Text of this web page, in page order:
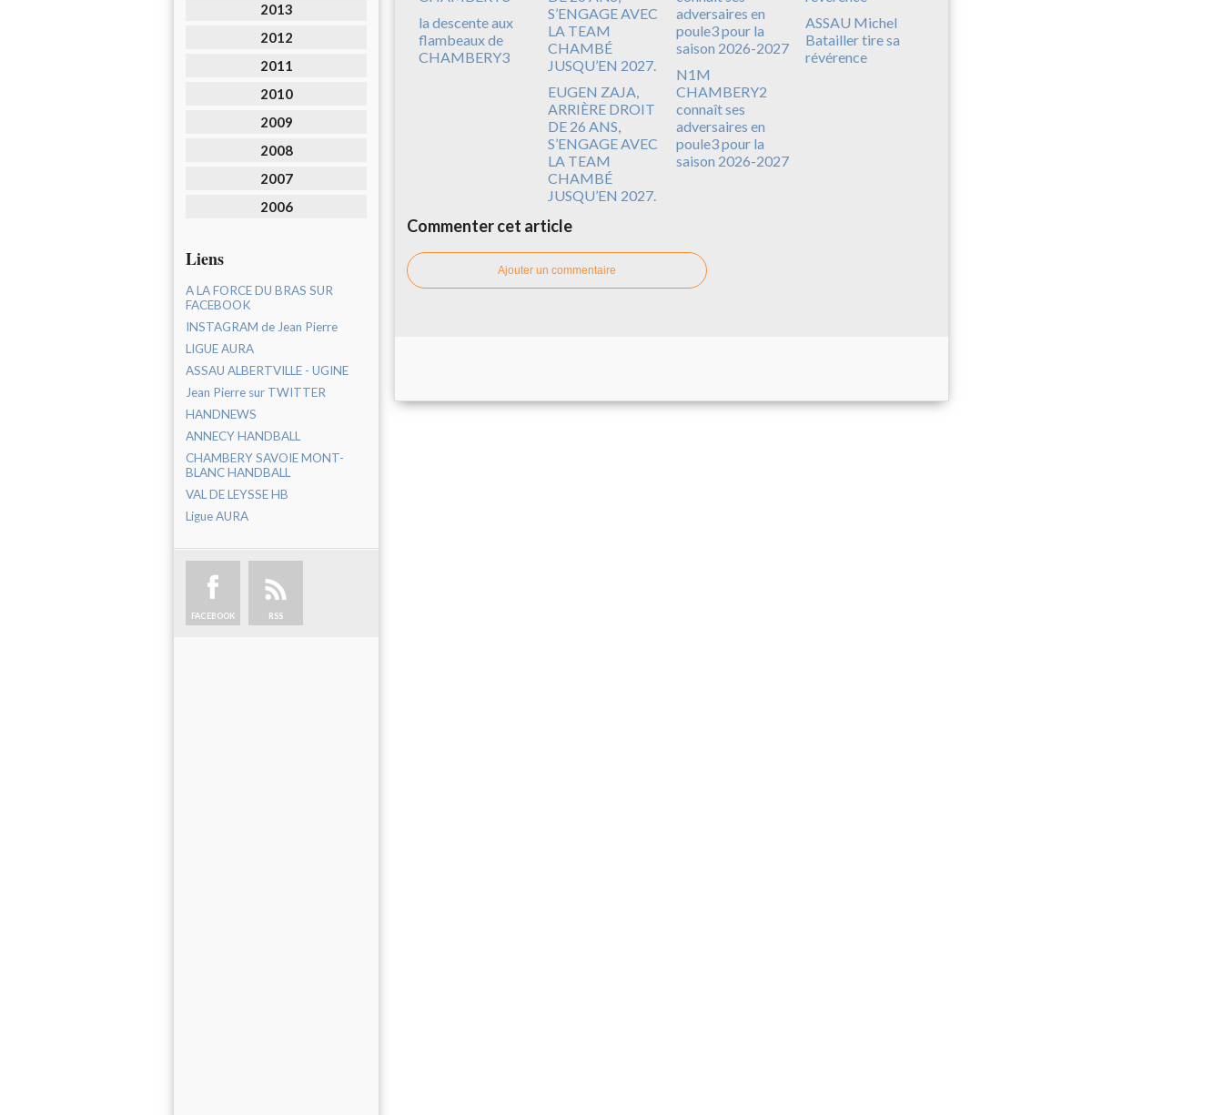
2013
2012
2011
2010
2009
2008
2007
2006
Liens
A LA FORCE DU BRAS SUR
FACEBOOK
INSTAGRAM de Jean Pierre
LIGUE AURA
ASSAU ALBERTVILLE - UGINE
Jean Pierre sur TWITTER
HANDNEWS
ANNECY HANDBALL
CHAMBERY SAVOIE MONT-
BLANC HANDBALL
VAL DE LEYSSE HB
Ligue AURA
FACEBOOK RSS
la descente aux
flambeaux de
CHAMBERY3
EUGEN ZAJA,
ARRIÈRE DROIT
DE 26 ANS,
S’ENGAGE AVEC
LA TEAM
CHAMBÉ
JUSQU’EN 2027.
N1M
CHAMBERY2
connaît ses
adversaires en
poule3 pour la
saison 2026-2027
ASSAU Michel
Batailler tire sa
révérence
Commenter cet article
Ajouter un commentaire